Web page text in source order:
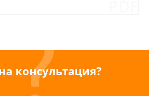
консультация?